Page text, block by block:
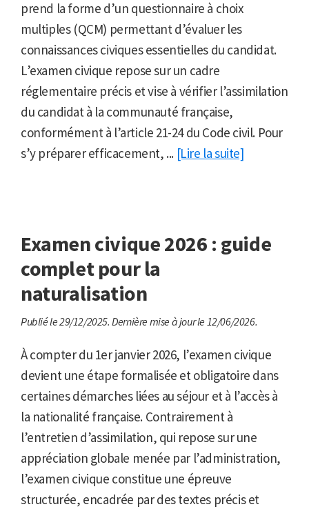
prend la forme d’un questionnaire à choix
multiples (QCM) permettant d’évaluer les
connaissances civiques essentielles du candidat.
L’examen civique repose sur un cadre
réglementaire précis et vise à vérifier l’assimilation
du candidat à la communauté française,
conformément à l’article 21-24 du Code civil. Pour
s’y préparer efficacement, ... [Lire la suite]
Examen civique 2026 : guide
complet pour la
naturalisation
Publié le 29/12/2025. Dernière mise à jour le 12/06/2026.
À compter du 1er janvier 2026, l’examen civique
devient une étape formalisée et obligatoire dans
certaines démarches liées au séjour et à l’accès à
la nationalité française. Contrairement à
l’entretien d’assimilation, qui repose sur une
appréciation globale menée par l’administration,
l’examen civique constitue une épreuve
structurée, encadrée par des textes précis et